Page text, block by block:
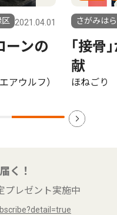
フ）
さがみはら中央区
｢接骨｣から
ほねごり
く！
プレゼント実施中